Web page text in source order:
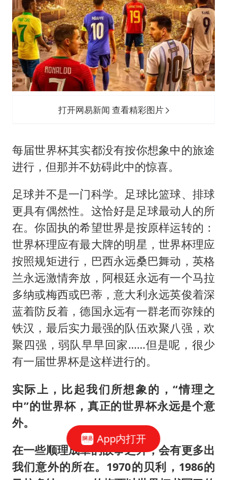
打开网易新闻 查看精彩图片
每届世界杯其实都没有按你想象中的旅途
进行，但那并不妨碍此中的惊喜。
足球并不是一门科学。足球比篮球、排球
更具有偶然性。这恰好是足球最动人的所
在。你固执的希望世界是按原样运转的：
世界杯理应有最大牌的明星，世界杯理应
按照规矩进行，巴西永远桑巴舞动，英格
兰永远激情奔放，阿根廷永远有一个马拉
多纳或梅西或巴蒂，意大利永远英俊着深
蓝着防反着，德国永远有一群老而弥辣的
铁汉，最后实力最强的队伍欢聚八强，欢
聚四强，弱队早早回家……但是呢，很少
有一届世界杯是这样进行的。
实际上，比起我们所想象的，“情理之
中”的世界杯，真正的世界杯永远是个意
外。
在一些顺理成章的故事之外，会有更多出
我们意外的所在。1970的贝利，1986的
App内打开